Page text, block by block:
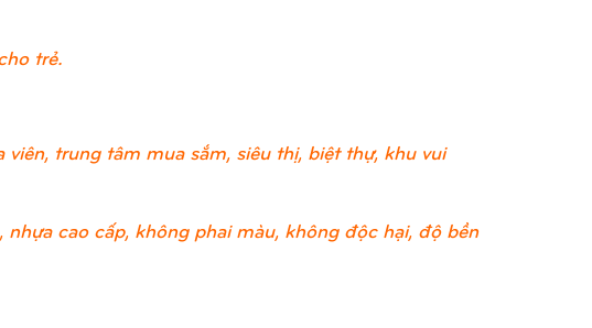
trẻ.
viên, trung tâm mua sắm, siêu thị, biệt thự, khu vui
nhựa cao cấp, không phai màu, không độc hại, độ bền